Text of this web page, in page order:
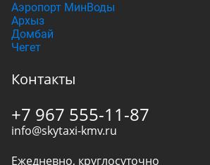
Аэропорт МинВоды
Архыз
Домбай
Чегет
Контакты
+7 967 555-11-87
info@skytaxi-kmv.ru
Ежедневно, круглосуточно